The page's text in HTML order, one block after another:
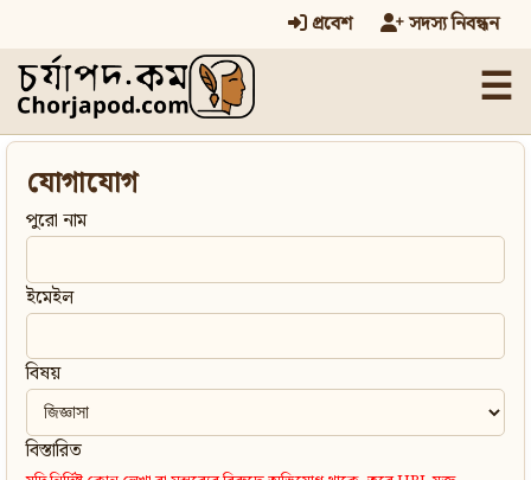
প্রবেশ সদস্য নিবন্ধন
☰
যোগাযোগ
পুরো নাম
ইমেইল
বিষয়
বিস্তারিত